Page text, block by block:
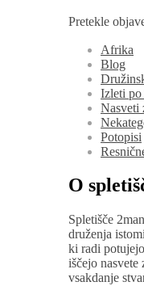
Pretekle
Afrika
Blog
Izleti
Nasveti
Potopisi
O
Spletišče
druženja
ki radi
iščejo
vsakdanje